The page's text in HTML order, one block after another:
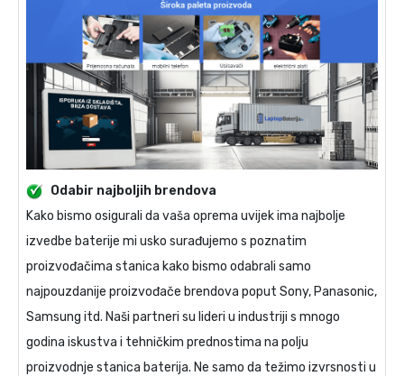
Odabir najboljih brendova
Kako bismo osigurali da vaša oprema uvijek ima najbolje
izvedbe baterije mi usko surađujemo s poznatim
proizvođačima stanica kako bismo odabrali samo
najpouzdanije proizvođače brendova poput Sony, Panasonic,
Samsung itd. Naši partneri su lideri u industriji s mnogo
godina iskustva i tehničkim prednostima na polju
proizvodnje stanica baterija. Ne samo da težimo izvrsnosti u